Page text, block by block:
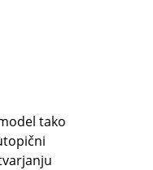
tako